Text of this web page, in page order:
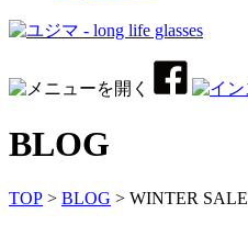
コ
テ
ン
へ
キ
BLOG
TOP > BLOG > WINTER SALE